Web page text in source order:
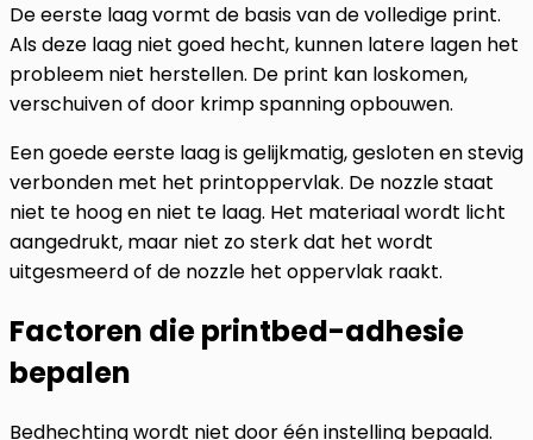
De eerste laag vormt de basis van de volledige print.
Als deze laag niet goed hecht, kunnen latere lagen het
probleem niet herstellen. De print kan loskomen,
verschuiven of door krimp spanning opbouwen.
Een goede eerste laag is gelijkmatig, gesloten en stevig
verbonden met het printoppervlak. De nozzle staat
niet te hoog en niet te laag. Het materiaal wordt licht
aangedrukt, maar niet zo sterk dat het wordt
uitgesmeerd of de nozzle het oppervlak raakt.
Factoren die printbed-adhesie
bepalen
Bedhechting wordt niet door één instelling bepaald.